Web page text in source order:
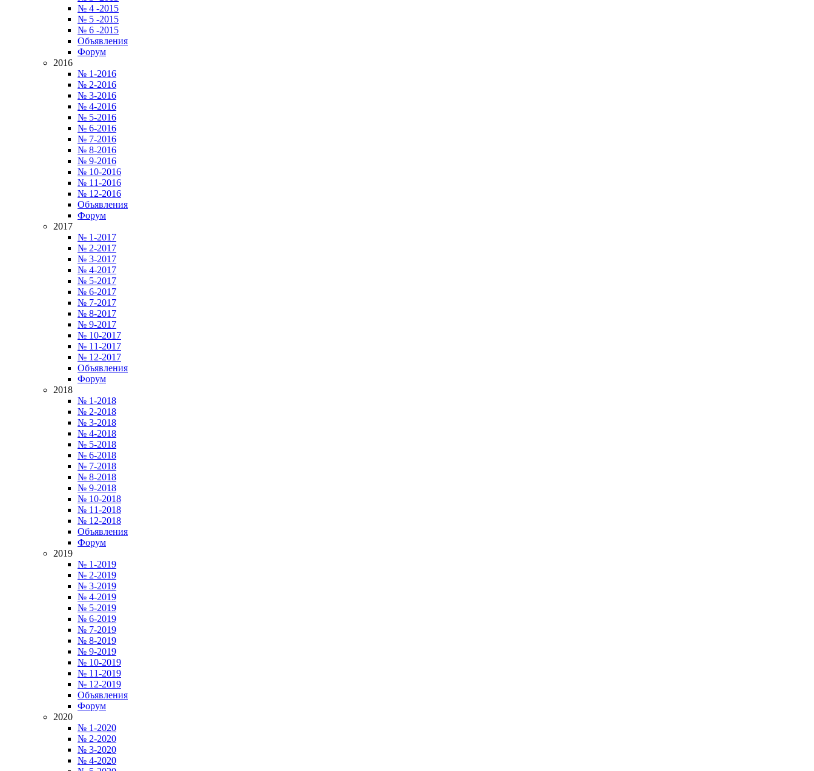
№ 4 -2015
№ 5 -2015
№ 6 -2015
Объявления
Форум
2016
№ 1-2016
№ 2-2016
№ 3-2016
№ 4-2016
№ 5-2016
№ 6-2016
№ 7-2016
№ 8-2016
№ 9-2016
№ 10-2016
№ 11-2016
№ 12-2016
Объявления
Форум
2017
№ 1-2017
№ 2-2017
№ 3-2017
№ 4-2017
№ 5-2017
№ 6-2017
№ 7-2017
№ 8-2017
№ 9-2017
№ 10-2017
№ 11-2017
№ 12-2017
Объявления
Форум
2018
№ 1-2018
№ 2-2018
№ 3-2018
№ 4-2018
№ 5-2018
№ 6-2018
№ 7-2018
№ 8-2018
№ 9-2018
№ 10-2018
№ 11-2018
№ 12-2018
Объявления
Форум
2019
№ 1-2019
№ 2-2019
№ 3-2019
№ 4-2019
№ 5-2019
№ 6-2019
№ 7-2019
№ 8-2019
№ 9-2019
№ 10-2019
№ 11-2019
№ 12-2019
Объявления
Форум
2020
№ 1-2020
№ 2-2020
№ 3-2020
№ 4-2020